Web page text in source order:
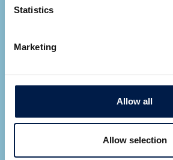
Statistics
Marketing
Allow all
Allow selection
ALLE EXPERTEN
Let AmbaFlex contact you*Fields